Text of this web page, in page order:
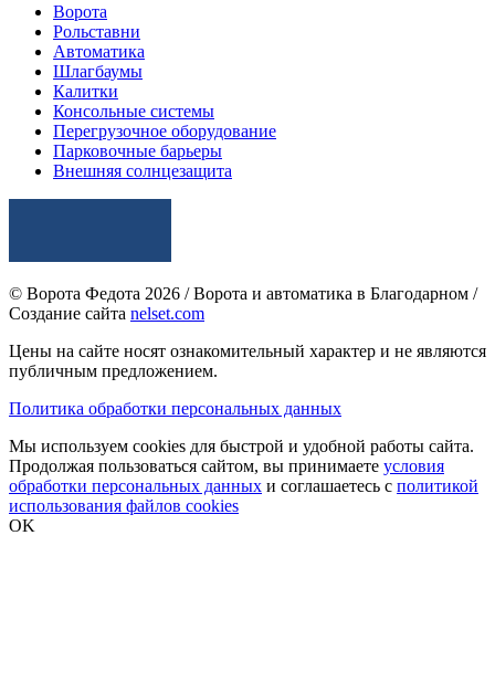
Ворота
Рольставни
Автоматика
Шлагбаумы
Калитки
Консольные системы
Перегрузочное оборудование
Парковочные барьеры
Внешняя солнцезащита
© Ворота Федота 2026 / Ворота и автоматика в Благодарном /
Создание сайта nelset.com
Цены на сайте носят ознакомительный характер и не являются
публичным предложением.
Политика обработки персональных данных
Мы используем cookies для быстрой и удобной работы сайта.
Продолжая пользоваться сайтом, вы принимаете условия
обработки персональных данных и соглашаетесь с политикой
использования файлов cookies
OK